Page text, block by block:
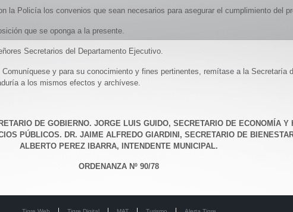
la Policía los convenios que sean necesarios para asegurar el cumplimiento del
que se oponga a la presente.
Secretarios del Departamento Ejecutivo.
y para su conocimiento y fines pertinentes, remítase a la Secretaría
a los mismos efectos y archívese.
DE GOBIERNO. JORGE LUIS GUIDO, SECRETARIO DE ECONOMÍA
PÚBLICOS. DR. JAIME ALFREDO GIARDINI, SECRETARIO DE
ALBERTO PEREZ IBARRA, INTENDENTE MUNICIPAL.
ORDENANZA Nº 90/78